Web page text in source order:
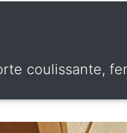
coulissante,